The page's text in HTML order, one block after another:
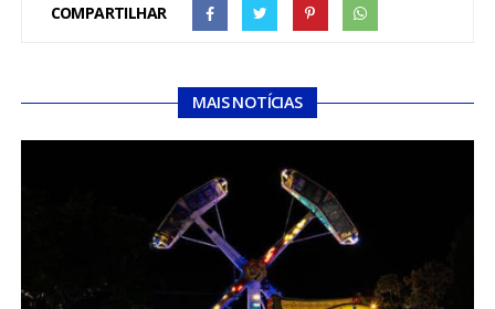
COMPARTILHAR
MAIS NOTÍCIAS